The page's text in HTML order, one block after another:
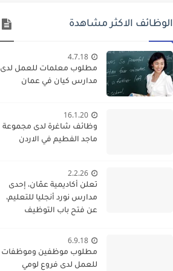
الوظائف الاكثر مشاهدة
4.7.18
مطلوب معلمات للعمل لدى
مدارس كيان في عمان
16.1.20
وظائف شاغرة لدى مجموعة
ماجد الفطيم في الاردن
2.2.26
تعلن أكاديمية عمّان، إحدى
مدارس نورد أنجليا للتعليم،
عن فتح باب التوظيف
متميزة للانضمام إلى فريقها
الأكاديمي
6.9.18
مطلوب موظفين وموظفات
للعمل لدى فروع لومي